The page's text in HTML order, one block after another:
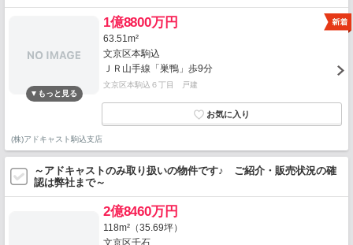
1億8800万円
63.51m²
文京区本駒込
ＪＲ山手線「巣鴨」歩9分
文京区本駒込６丁目 戸建
(株)アドキャスト駒込支店
～アドキャストのみ取り扱いの物件です♪ ご紹介・販売状況の確
認は弊社まで～
2億8460万円
118m²（35.69坪）
文京区千石